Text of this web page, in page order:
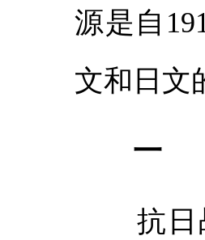
源是自
文和日文
一
抗日战